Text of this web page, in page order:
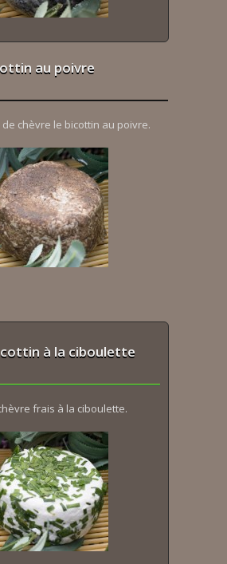
au poivre
chèvre le bicottin au poivre.
à la ciboulette
frais à la ciboulette.